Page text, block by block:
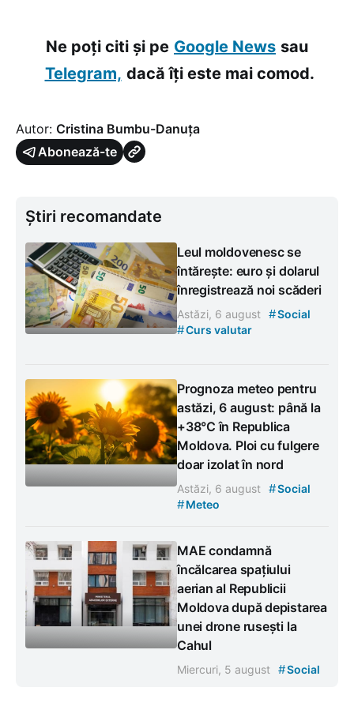
Ne poți citi și pe Google News sau
Telegram, dacă îți este mai comod.
Autor: Cristina Bumbu-Danuța
Abonează-te
Știri recomandate
Leul moldovenesc se
întărește: euro și dolarul
înregistrează noi scăderi
Astăzi, 6 august #Social
#Curs valutar
Prognoza meteo pentru
astăzi, 6 august: până la
+38°C în Republica
Moldova. Ploi cu fulgere
doar izolat în nord
Astăzi, 6 august #Social
#Meteo
MAE condamnă
încălcarea spațiului
aerian al Republicii
Moldova după depistarea
unei drone rusești la
Cahul
Miercuri, 5 august #Social